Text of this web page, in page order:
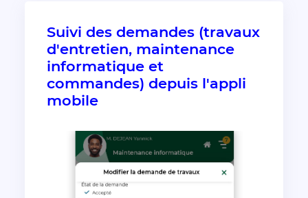
Suivi des demandes (travaux
d'entretien, maintenance
informatique et
commandes) depuis l'appli
mobile